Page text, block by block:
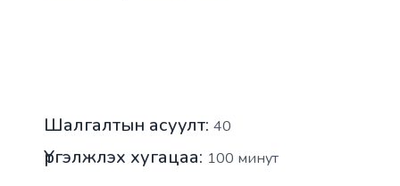
Шалгалтын асуулт: 40
Үргэлжлэх хугацаа: 100 минут